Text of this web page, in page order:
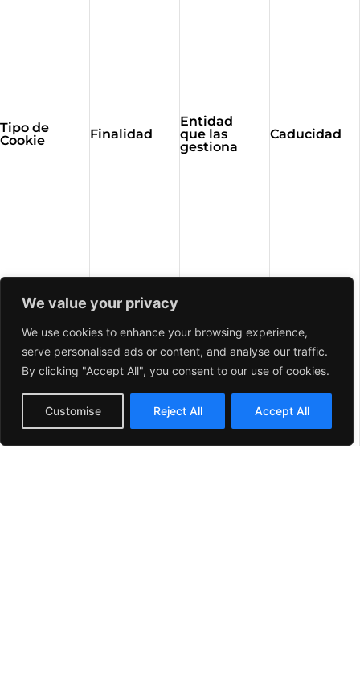
We value your privacy
We use cookies to enhance your browsing experience,
serve personalised ads or content, and analyse our traffic.
By clicking "Accept All", you consent to our use of cookies.
Customise Reject All Accept All
Tipo de
Cookie
Finalidad
Entidad
que las
gestiona
Caducidad
English